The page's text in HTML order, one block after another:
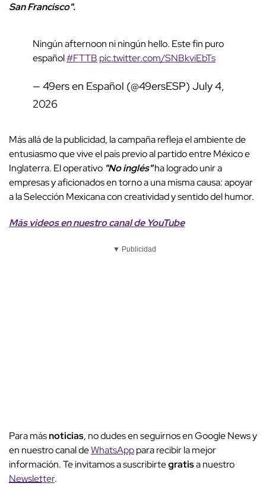
San Francisco".
Ningún afternoon ni ningún hello. Este fin puro
español#FTTB pic.twitter.com/SNBkviEbTs
— 49ers en Español (@49ersESP) July 4,
2026
Más allá de la publicidad, la campaña refleja el ambiente de
entusiasmo que vive el país previo al partido entre México e
Inglaterra. El operativo "No inglés"ha logrado unir a
empresas y aficionados en torno a una misma causa: apoyar
a la Selección Mexicana con creatividad y sentido del humor.
Más videosen nuestro canal de YouTube
▼ Publicidad
Para másnoticias, no dudes en seguirnos en Google News y
en nuestro canal deWhatsApppara recibir la mejor
información. Te invitamos a suscribirtegratisa nuestro
Newsletter.